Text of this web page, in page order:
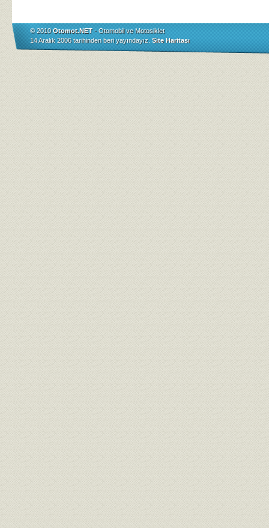
© 2010Otomot.NET- Otomobil ve Motosiklet
14 Aralık 2006 tarihinden beri yayındayız. Site Haritası